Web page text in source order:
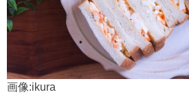
画像:ikura